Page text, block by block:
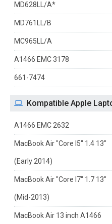
MD628LL/A*
MD761LL/B
MC965LL/A
A1466 EMC 3178
661-7474
Kompatible Apple
A1466 EMC 2632
MacBook Air "Core I5" 1.4 13"
(Early 2014)
MacBook Air "Core I7" 1.7 13"
(Mid-2013)
MacBook Air 13 inch A1466